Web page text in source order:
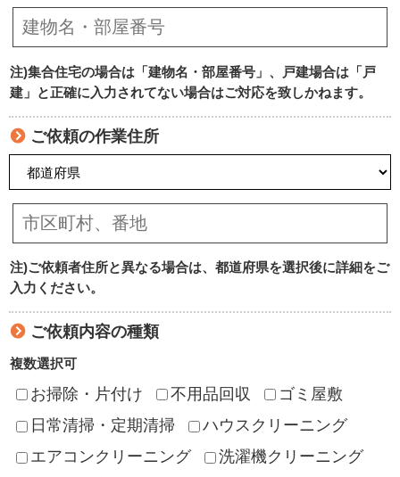
注)集合住宅の場合は「建物名・部屋番号」、戸建場合は「戸
建」と正確に入力されてない場合はご対応を致しかねます。
ご依頼の作業住所
注)ご依頼者住所と異なる場合は、都道府県を選択後に詳細をご
入力ください。
ご依頼内容の種類
複数選択可
お掃除・片付け 不用品回収
ゴミ屋敷
日常清掃・定期清掃
ハウスクリーニング
エアコンクリーニング
洗濯機クリーニング